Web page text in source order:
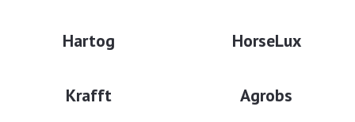
Hartog HorseLux
Krafft Agrobs